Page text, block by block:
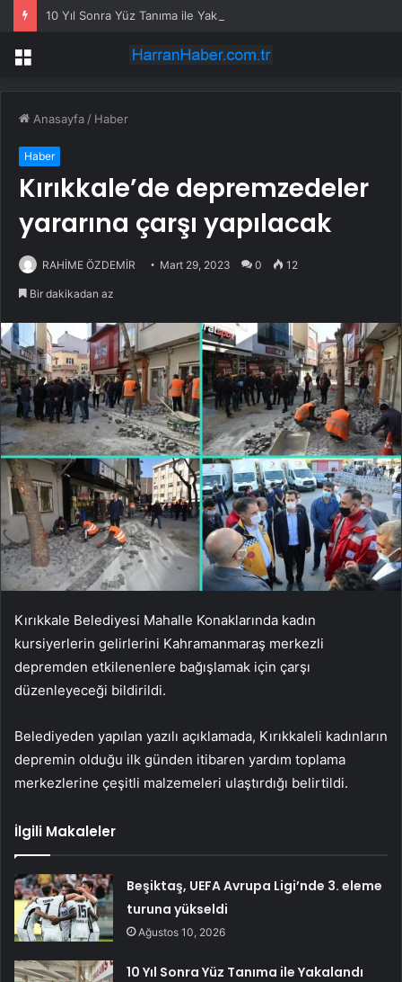
10 Yıl Sonra Yüz Tanıma ile Yakalandı
Menü
Anasayfa / Haber
Haber
Kırıkkale’de depremzedeler
yararına çarşı yapılacak
RAHİME ÖZDEMİR Mart 29, 2023 0 12
Bir dakikadan az
Kırıkkale Belediyesi Mahalle Konaklarında kadın
kursiyerlerin gelirlerini Kahramanmaraş merkezli
depremden etkilenenlere bağışlamak için çarşı
düzenleyeceği bildirildi.
Belediyeden yapılan yazılı açıklamada, Kırıkkaleli kadınların
depremin olduğu ilk günden itibaren yardım toplama
merkezlerine çeşitli malzemeleri ulaştırdığı belirtildi.
İlgili Makaleler
Beşiktaş, UEFA Avrupa Ligi’nde 3. eleme
turuna yükseldi
Ağustos 10, 2026
10 Yıl Sonra Yüz Tanıma ile Yakalandı